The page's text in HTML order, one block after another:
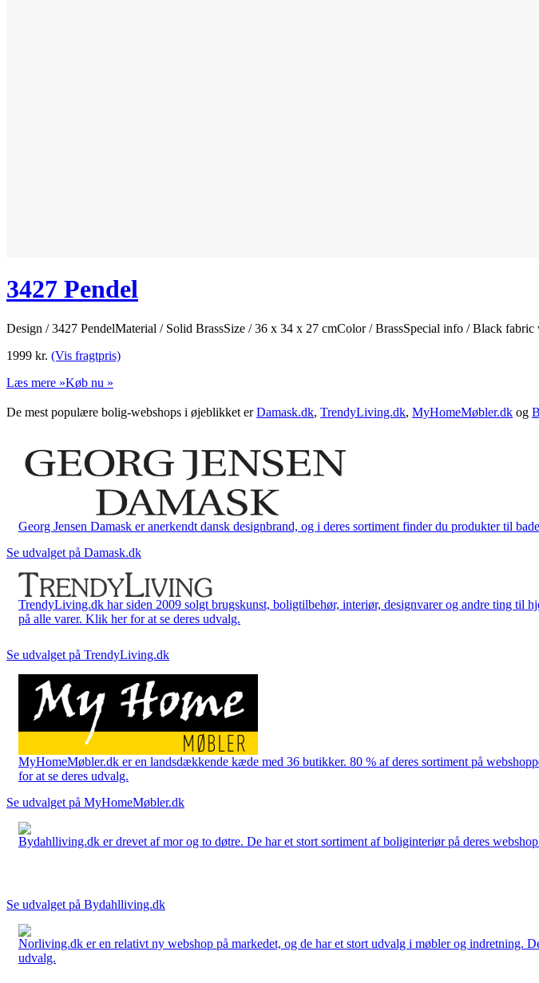
3427 Pendel
Design / 3427 PendelMaterial / Solid BrassSize / 36 x 34 x 27 cmColor / BrassSpecial info / Black fabric
1999 kr. (Vis fragtpris)
Læs mere »Køb nu »
De mest populære bolig-webshops i øjeblikket erDamask.dk, TrendyLiving.dk, MyHomeMøbler.dk og
Georg Jensen Damask er anerkendt dansk designbrand, og i deres sortiment finder du produkter til
Se udvalget på Damask.dk
TrendyLiving.dk har siden 2009 solgt brugskunst, boligtilbehør, interiør, designvarer og andre ting til
på alle varer. Klik her for at se deres udvalg.
Se udvalget på TrendyLiving.dk
MyHomeMøbler.dk er en landsdækkende kæde med 36 butikker. 80 % af deres sortiment på
for at se deres udvalg.
Se udvalget på MyHomeMøbler.dk
Bydahlliving.dk er drevet af mor og to døtre. De har et stort sortiment af boliginteriør på deres
Se udvalget på Bydahlliving.dk
Norliving.dk er en relativt ny webshop på markedet, og de har et stort udvalg i møbler og indretning.
udvalg.